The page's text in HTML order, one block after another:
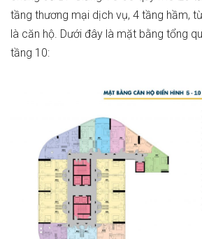
tầng thương mại dịch vụ, 4 tầng hầm,
là căn hộ. Dưới đây là mặt bằng tổng
tầng 10: